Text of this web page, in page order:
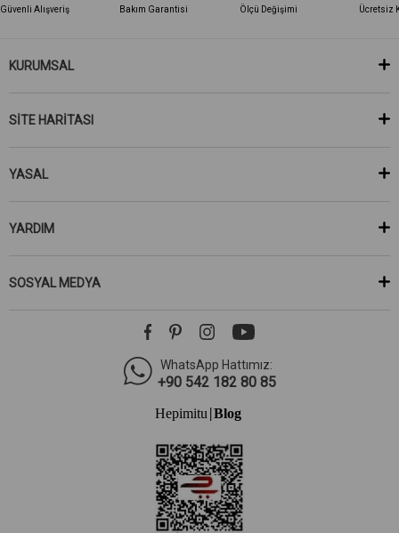
Güvenli Alışveriş Bakım Garantisi Ölçü Değişimi Ücretsiz
KURUMSAL
SİTE HARİTASI
YASAL
YARDIM
SOSYAL MEDYA
WhatsApp Hattımız:
+90 542 182 80 85
Hepimitu| Blog